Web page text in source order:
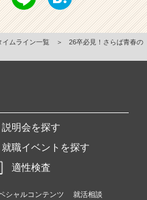
イムライン一覧 ＞
26卒必見！さらば青春の
説明会を探す
就職イベントを探す
適性検査
シャルコンテンツ
就活相談